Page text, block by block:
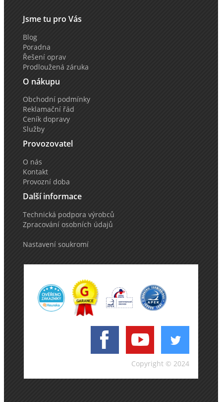
Jsme tu pro Vás
Blog
Poradna
Řešení oprav
Prodloužená záruka
O nákupu
Obchodní podmínky
Reklamační řád
Ceník dopravy
Služby
Provozovatel
O nás
Kontakt
Provozní doba
Další informace
Technická podpora výrobců
Zpracování osobních údajů
Nastavení soukromí
Copyright © 2024